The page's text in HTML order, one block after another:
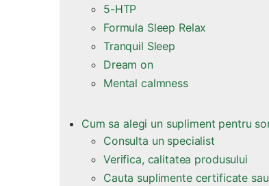
5-HTP
Formula Sleep Relax
Tranquil Sleep
Dream on
Mental calmness
Cum sa alegi un supliment pentru
Consulta un specialist
Verifica, calitatea produsului
Cauta suplimente certificate